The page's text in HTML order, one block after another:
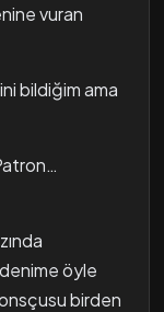
vuran
bildiğim ama
öyle
birden